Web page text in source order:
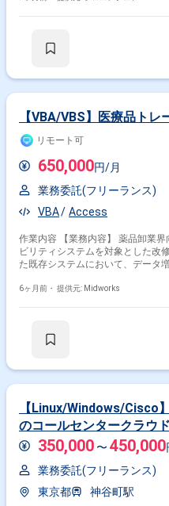
【VBA/VBS】医療品ト
リモート可
650,000円/月
業務委託(フリーランス)
VBA
Access
作業内容 【業務内容】 薬品卸業界向けに提供されている医療品トレーサ
ビリティシステムを対象とした改
た既存システムにおいて、データ
基本設計から開発、テストまで一
6ヶ月前・ 提供元: Midworks
【Linux/Windows/Cisco
のコールセンタークラウ
350,000 〜 450,000
業務委託(フリーランス)
東京都
神谷町駅